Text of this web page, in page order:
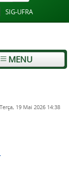
SIG-UFRA
MENU
19 Mai 2026 14:38